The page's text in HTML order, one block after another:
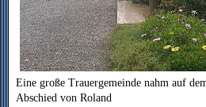
Eine große Trauergemeinde nahm auf
Abschied von Roland